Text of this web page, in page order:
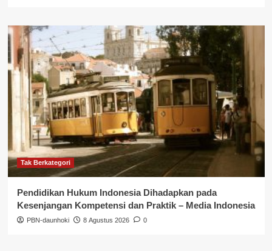
Tak Berkategori
Pendidikan Hukum Indonesia Dihadapkan pada
Kesenjangan Kompetensi dan Praktik – Media Indonesia
PBN-daunhoki 8 Agustus 2026 0